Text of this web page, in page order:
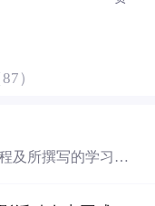
）
及所撰写的学习笔